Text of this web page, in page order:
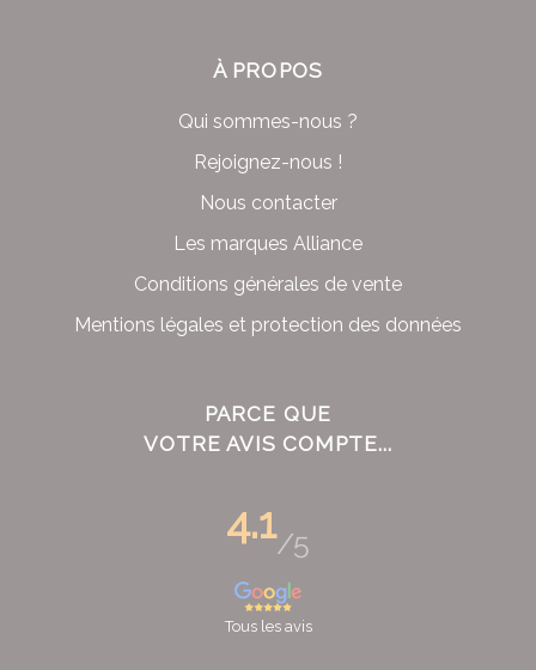
À PROPOS
Qui sommes-nous ?
Rejoignez-nous !
Nous contacter
Les marques Alliance
Conditions générales de vente
Mentions légales et protection des données
PARCE QUE
VOTRE AVIS COMPTE...
4.1/5
Tous les avis